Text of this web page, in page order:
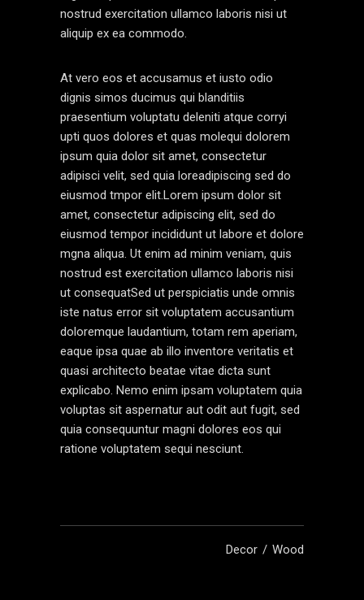
nostrud exercitation ullamco laboris nisi ut
aliquip ex ea commodo.
At vero eos et accusamus et iusto odio
dignis simos ducimus qui blanditiis
praesentium voluptatu deleniti atque corryi
upti quos dolores et quas molequi dolorem
ipsum quia dolor sit amet, consectetur
adipisci velit, sed quia loreadipiscing sed do
eiusmod tmpor elit.Lorem ipsum dolor sit
amet, consectetur adipiscing elit, sed do
eiusmod tempor incididunt ut labore et dolore
mgna aliqua. Ut enim ad minim veniam, quis
nostrud est exercitation ullamco laboris nisi
ut consequatSed ut perspiciatis unde omnis
iste natus error sit voluptatem accusantium
doloremque laudantium, totam rem aperiam,
eaque ipsa quae ab illo inventore veritatis et
quasi architecto beatae vitae dicta sunt
explicabo. Nemo enim ipsam voluptatem quia
voluptas sit aspernatur aut odit aut fugit, sed
quia consequuntur magni dolores eos qui
ratione voluptatem sequi nesciunt.
Decor Wood